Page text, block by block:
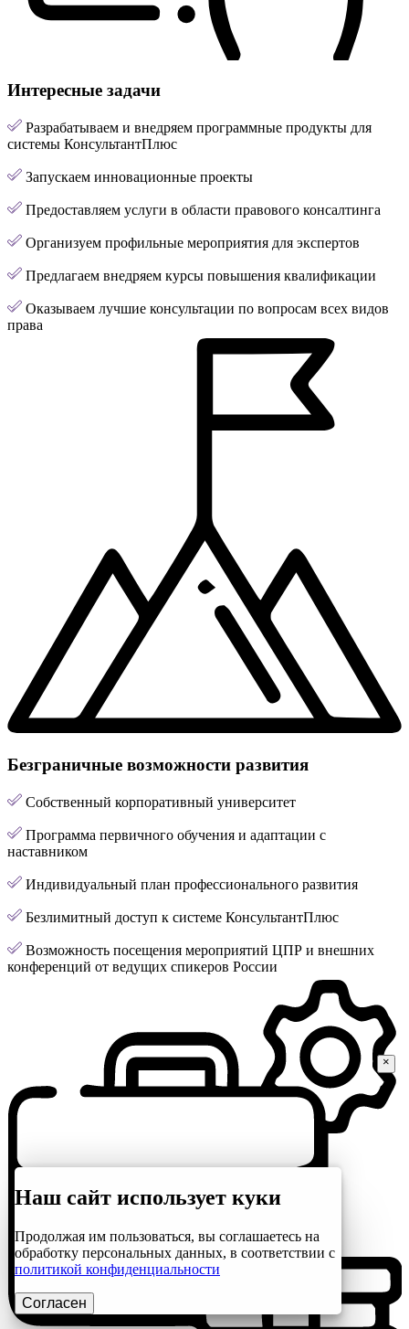
Интересные задачи
Разрабатываем и внедряем программные продукты для
системы КонсультантПлюс
Запускаем инновационные проекты
Предоставляем услуги в области правового консалтинга
Организуем профильные мероприятия для экспертов
Предлагаем внедряем курсы повышения квалификации
Оказываем лучшие консультации по вопросам всех видов
права
Безграничные возможности развития
Собственный корпоративный университет
Программа первичного обучения и адаптации с
наставником
Индивидуальный план профессионального развития
Безлимитный доступ к системе КонсультантПлюс
Возможность посещения мероприятий ЦПР и внешних
конференций от ведущих спикеров России
×
Наш сайт использует куки
Продолжая им пользоваться, вы соглашаетесь на
обработку персональных данных, в соответствии с
политикой конфиденциальности
Согласен